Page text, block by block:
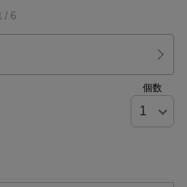
/ 6
個数